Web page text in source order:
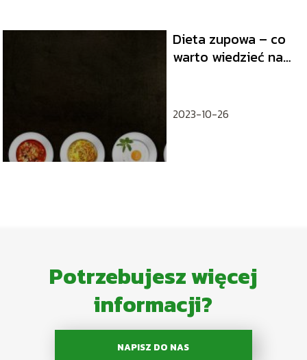
Dieta zupowa – co
warto wiedzieć na
2023-10-26
Potrzebujesz więcej
informacji?
NAPISZ DO NAS